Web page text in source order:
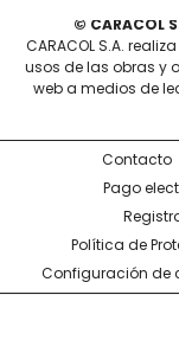
© CARACOL
CARACOL S.A.
usos de las obras y
web a medios de
Contacto
Pago
Política de
Configuración de